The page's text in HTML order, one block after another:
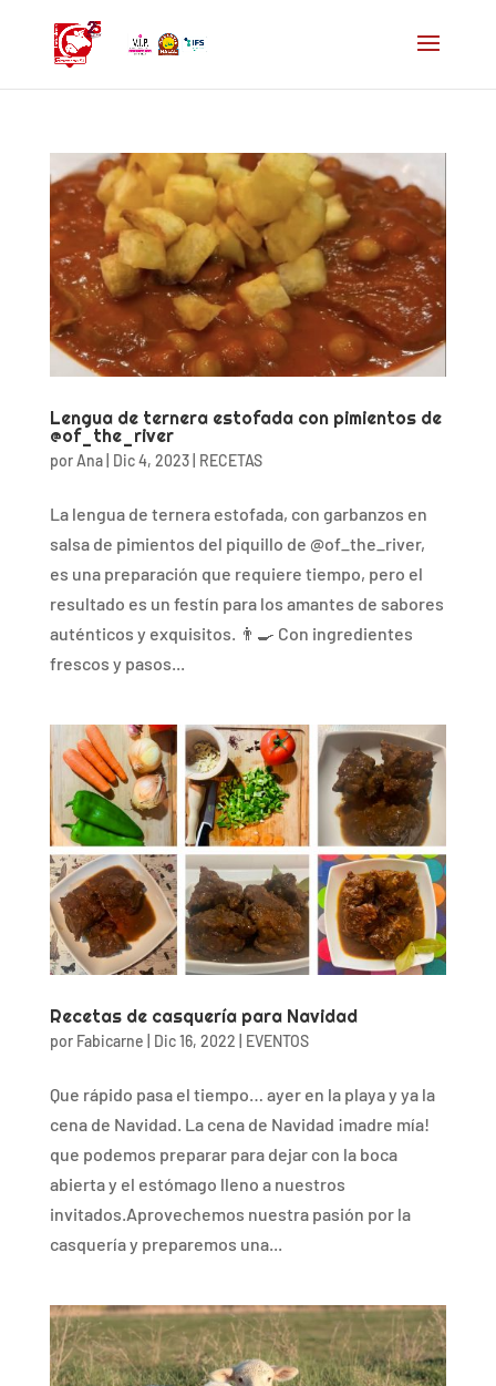
Lengua de ternera estofada con pimientos de
@of_the_river
porAna| Dic 4, 2023| RECETAS
La lengua de ternera estofada, con garbanzos en
salsa de pimientos del piquillo de @of_the_river,
es una preparación que requiere tiempo, pero el
resultado es un festín para los amantes de sabores
auténticos y exquisitos. 👨‍🍳 Con ingredientes
frescos y pasos...
Recetas de casquería para Navidad
por Fabicarne Dic 16, 2022 EVENTOS
Que rápido pasa el tiempo… ayer en la playa y ya la
cena de Navidad. La cena de Navidad ¡madre mía!
que podemos preparar para dejar con la boca
abierta y el estómago lleno a nuestros
invitados.Aprovechemos nuestra pasión por la
casquería y preparemos una...